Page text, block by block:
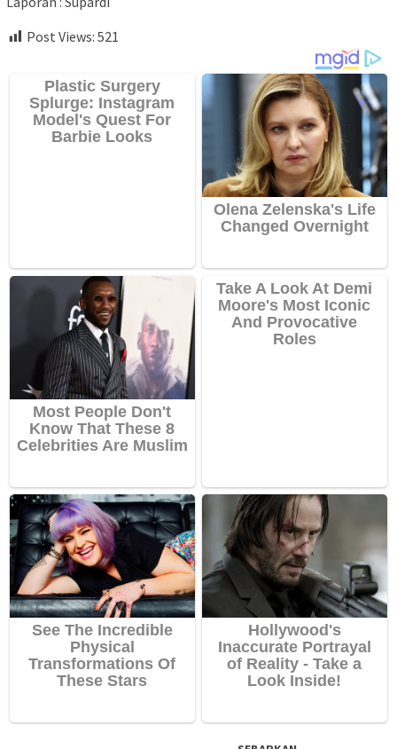
Post Views: 521